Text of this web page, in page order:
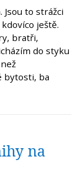
to strážci
ještě.
bratři,
do styku
bytosti, ba
na